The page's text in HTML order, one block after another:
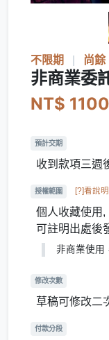
不限期 尚餘
非商業委
NT$
預計交期
收到款項三週
授權範圍 [?]看說明
個人收藏使用,
可註明出處後
非商業使用
修改次數
草稿可修改二
付款分段